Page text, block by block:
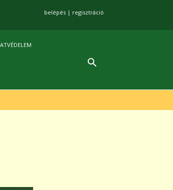
belépés | regisztráció